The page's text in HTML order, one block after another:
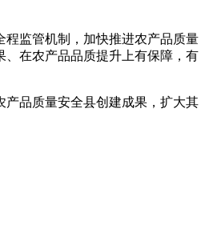
监管机制，加快推进农产品质量
在农产品品质提升上有保障，有
品质量安全县创建成果，扩大其